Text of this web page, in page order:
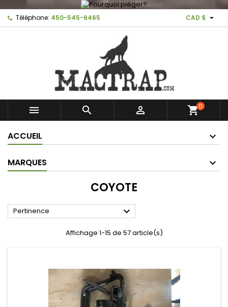
Téléphone: 450-545-6465 CAD $ 
   shopping_cart0
ACCUEIL
MARQUES
COYOTE
Pertinence 
Affichage 1-15 de 57 article(s)